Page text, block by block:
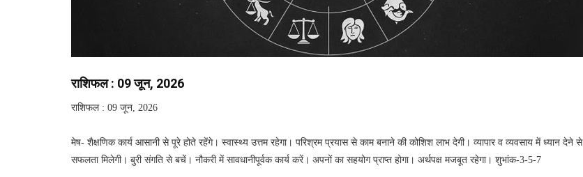
राशिफल : 09 जून, 2026
राशिफल : 09 जून, 2026
मेष- शैक्षणिक कार्य आसानी से पूरे होते रहेंगे। स्वास्थ्य उत्तम रहेगा। परिश्रम प्रयास से काम बनाने की कोशिश लाभ देगी। व्यापार व व्यवसाय में ध्यान देने से
सफलता मिलेगी। बुरी संगति से बचें। नौकरी में सावधानीपूर्वक कार्य करें। अपनों का सहयोग प्राप्त होगा। अर्थपक्ष मजबूत रहेगा। शुभांक-3-5-7